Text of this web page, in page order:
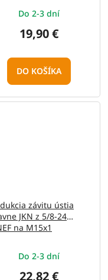
Do 2-3 dní
19,90 €
DO KOŠÍKA
závitu ústia
JKN z 5/8-24
na M15x1
Do 2-3 dní
22,82 €